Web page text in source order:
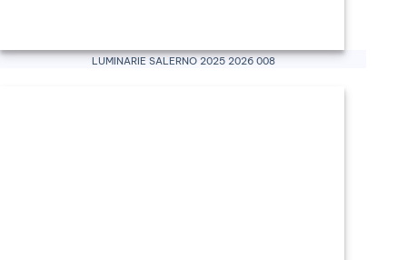
Luminarie Salerno 2025 2026 008